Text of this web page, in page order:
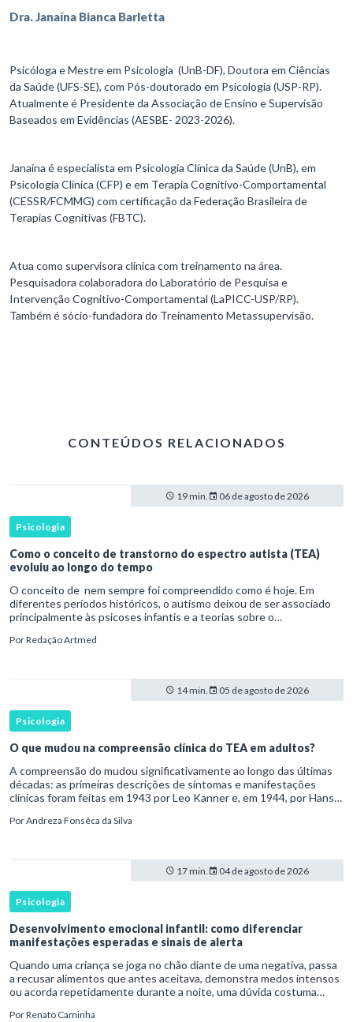
Dra. Janaína Bianca Barletta
Psicóloga e Mestre em Psicologia (UnB-DF), Doutora em Ciências
da Saúde (UFS-SE), com Pós-doutorado em Psicologia (USP-RP).
Atualmente é Presidente da Associação de Ensino e Supervisão
Baseados em Evidências (AESBE- 2023-2026).
Janaína é especialista em Psicologia Clínica da Saúde (UnB), em
Psicologia Clínica (CFP) e em Terapia Cognitivo-Comportamental
(CESSR/FCMMG) com certificação da Federação Brasileira de
Terapias Cognitivas (FBTC).
Atua como supervisora clínica com treinamento na área.
Pesquisadora colaboradora do Laboratório de Pesquisa e
Intervenção Cognitivo-Comportamental (LaPICC-USP/RP).
Também é sócio-fundadora do Treinamento Metassupervisão.
CONTEÚDOS RELACIONADOS
19 min. 06 de agosto de 2026
Psicologia
Como o conceito de transtorno do espectro autista (TEA)
evoluiu ao longo do tempo
O conceito de nem sempre foi compreendido como é hoje. Em
diferentes períodos históricos, o autismo deixou de ser associado
principalmente às psicoses infantis e a teorias sobre o
transtorno do des
PorRedação Artmed
14 min. 05 de agosto de 2026
Psicologia
O que mudou na compreensão clínica do TEA em adultos?
A compreensão do mudou significativamente ao longo das últimas
décadas: as primeiras descrições de sintomas e manifestações
clínicas foram feitas em 1943 por Leo Kanner e, em 1944, por Hans
PorAndreza Fonsêca da Silva
17 min. 04 de agosto de 2026
Psicologia
Desenvolvimento emocional infantil: como diferenciar
manifestações esperadas e sinais de alerta
Quando uma criança se joga no chão diante de uma negativa, passa
a recusar alimentos que antes aceitava, demonstra medos intensos
ou acorda repetidamente durante a noite, uma dúvida costuma
PorRenato Caminha